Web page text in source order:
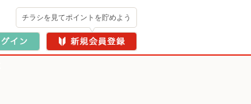
チラシを見てポイントを貯めよう